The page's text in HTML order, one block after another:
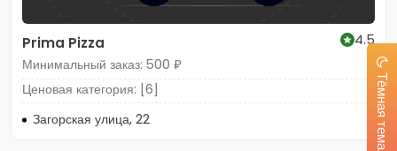
Prima Pizza
4.5
Минимальный заказ: 500 ₽
Ценовая категория: [6]
Загорская улица, 22
Тёмная тема